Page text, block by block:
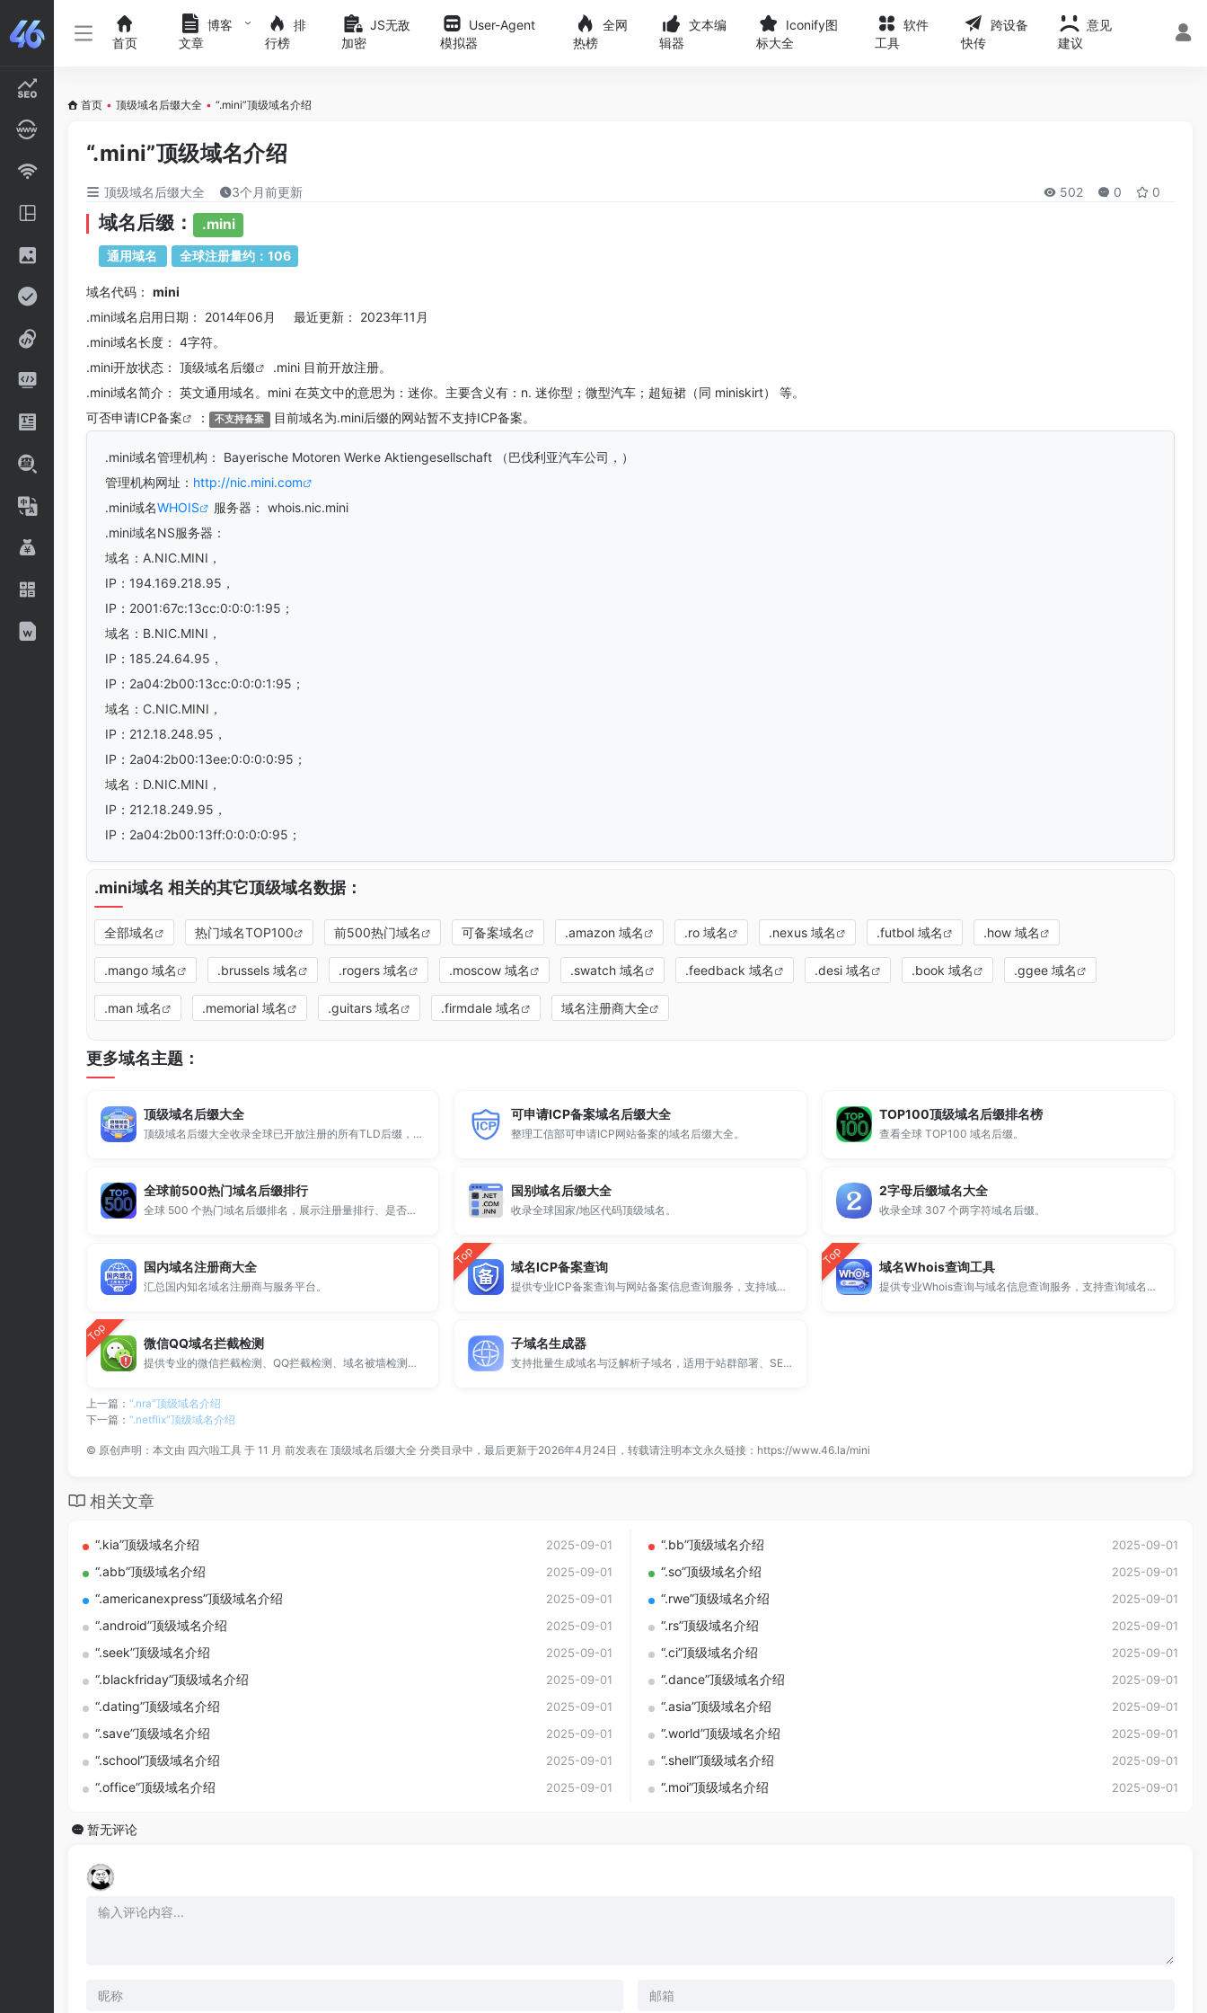
首页
博客
文章
排
行榜
JS无敌
加密
User-Agent
模拟器
全网
热榜
文本编
辑器
Iconify图
标大全
软件
工具
跨设备
快传
意见
建议
首页 • 顶级域名后缀大全 • “.mini”顶级域名介绍
“.mini”顶级域名介绍
顶级域名后缀大全 3个月前更新 502 0 0
域名后缀： .mini
通用域名 全球注册量约：106
域名代码： mini
.mini域名 启用日期： 2014年06月 最近更新： 2023年11月
.mini域名长度： 4字符。
.mini开放状态： 顶级域名后缀
.mini 目前开放注册。
.mini域名简介： 英文通用域名。mini 在英文中的意思为：迷你。主要含义有：n. 迷你型；微型汽车；超短裙（同 miniskirt） 等。
可否申请ICP备案 ： 不支持备案 目前域名为.mini后缀的网站暂不支持ICP备案。
.mini域名管理机构： Bayerische Motoren Werke Aktiengesellschaft （巴伐利亚汽车公司，）
管理机构网址： http://nic.mini.com
.mini域名WHOIS
服务器： whois.nic.mini
.mini域名NS服务器：
域名：A.NIC.MINI，
IP：194.169.218.95，
IP：2001:67c:13cc:0:0:0:1:95；
域名：B.NIC.MINI，
IP：185.24.64.95，
IP：2a04:2b00:13cc:0:0:0:1:95；
域名：C.NIC.MINI，
IP：212.18.248.95，
IP：2a04:2b00:13ee:0:0:0:0:95；
域名：D.NIC.MINI，
IP：212.18.249.95，
IP：2a04:2b00:13ff:0:0:0:0:95；
.mini域名 相关的其它顶级域名数据：
全部域名 热门域名TOP100 前500热门域名 可备案域名 .amazon 域名 .ro 域名 .nexus 域名 .futbol 域名 .how 域名
.mango 域名 .brussels 域名 .rogers 域名 .moscow 域名 .swatch 域名 .feedback 域名 .desi 域名 .book 域名 .ggee 域名
.man 域名 .memorial 域名 .guitars 域名 .firmdale 域名 域名注册商大全
更多域名主题：
顶级域名后缀大全
顶级域名后缀大全收录全球已开放注册的所有TLD后缀，包括gTLD、ccTLD、品牌域名后缀等。
可申请ICP备案域名后缀大全
整理工信部可申请ICP网站备案的域名后缀大全。
TOP100顶级域名后缀排名榜
查看全球 TOP100 域名后缀。
全球前500热门域名后缀排行
全球 500 个热门域名后缀排名，展示注册量排行、是否可备案、适用范围与用途简介，帮助企业与个人在 2025 年快速选择合适的顶级域名。
国别域名后缀大全
收录全球国家/地区代码顶级域名。
2字母后缀域名大全
收录全球 307 个两字符域名后缀。
国内域名注册商大全
汇总国内知名域名注册商与服务平台。
Top 域名ICP备案查询
提供专业ICP备案查询与网站备案信息查询服务，支持域名备案号查询、网站是否备案检测及备案信息快速获取，适用于站长工具、域名检测与SEO分析。
Top 域名Whois查询工具
提供专业Whois查询与域名信息查询服务，支持查询域名注册信息、注册商、到期时间及DNS记录，适用于域名检测、SEO分析及站长工具使用。
Top 微信QQ域名拦截检测
提供专业的微信拦截检测、QQ拦截检测、域名被墙检测服务，一键查询网站是否被封、被拦截或被限制访问。
子域名生成器
支持批量生成域名与泛解析子域名，适用于站群部署、SEO测试与开发环境使用。
上一篇： “.nra”顶级域名介绍
下一篇： “.netflix”顶级域名介绍
© 原创声明：本文由 四六啦工具 于 11 月 前发表在 顶级域名后缀大全 分类目录中，最后更新于2026年4月24日，转载请注明本文永久链接： https://www.46.la/mini
相关文章
“.kia”顶级域名介绍 2025-09-01 “.bb”顶级域名介绍 2025-09-01
“.abb”顶级域名介绍 2025-09-01 “.so”顶级域名介绍 2025-09-01
“.americanexpress”顶级域名介绍 2025-09-01 “.rwe”顶级域名介绍 2025-09-01
“.android”顶级域名介绍 2025-09-01 “.rs”顶级域名介绍 2025-09-01
“.seek”顶级域名介绍 2025-09-01 “.ci”顶级域名介绍 2025-09-01
“.blackfriday”顶级域名介绍 2025-09-01 “.dance”顶级域名介绍 2025-09-01
“.dating”顶级域名介绍 2025-09-01 “.asia”顶级域名介绍 2025-09-01
“.save”顶级域名介绍 2025-09-01 “.world”顶级域名介绍 2025-09-01
“.school”顶级域名介绍 2025-09-01 “.shell”顶级域名介绍 2025-09-01
“.office”顶级域名介绍 2025-09-01 “.moi”顶级域名介绍 2025-09-01
暂无评论